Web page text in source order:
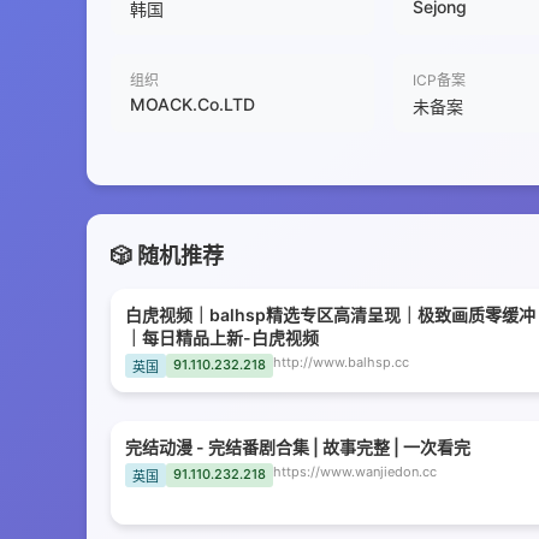
韩国 Sejong
组织
MOACK.Co.LTD
ICP备案
未备案
🎲 随机推荐
白虎视频｜balhsp精选专区高清呈现｜极致画质零缓冲
｜每日精品上新-白虎视频
英国 91.110.232.218 http://www.balhsp.cc
完结动漫 - 完结番剧合集 | 故事完整 | 一次看完
英国 91.110.232.218 https://www.wanjiedon.cc